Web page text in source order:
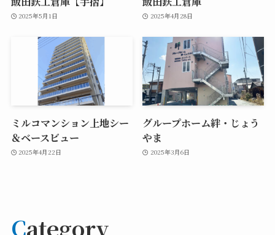
2025年5月1日 2025年4月28日
ミルコマンション上地シー
＆ベースビュー
2025年4月22日
グループホーム絆・じょう
やま
2025年3月6日
Category